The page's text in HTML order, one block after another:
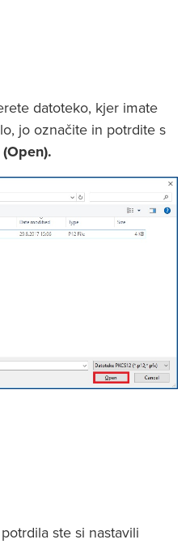
datoteko, kjer imate
jo označite in potrdite s
ste si nastavili